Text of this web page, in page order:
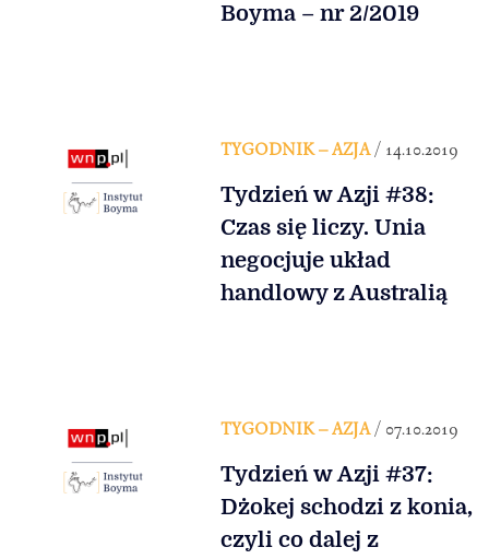
Boyma – nr 2/2019
TYGODNIK – AZJA/ 14.10.2019
Tydzień w Azji #38:
Czas się liczy. Unia
negocjuje układ
handlowy z Australią
TYGODNIK – AZJA/ 07.10.2019
Tydzień w Azji #37:
Dżokej schodzi z konia,
czyli co dalej z